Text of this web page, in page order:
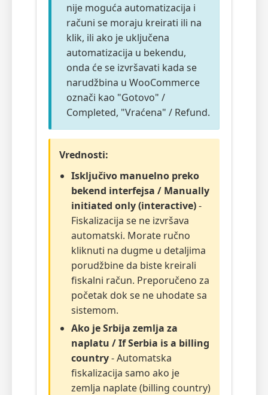
nije moguća automatizacija i
računi se moraju kreirati ili na
klik, ili ako je uključena
automatizacija u bekendu,
onda će se izvršavati kada se
narudžbina u WooCommerce
označi kao "Gotovo" /
Completed, "Vraćena" / Refund.
Vrednosti:
Isključivo manuelno preko
bekend interfejsa / Manually
initiated only (interactive)-
Fiskalizacija se ne izvršava
automatski. Morate ručno
kliknuti na dugme u detaljima
porudžbine da biste kreirali
fiskalni račun. Preporučeno za
početak dok se ne uhodate sa
sistemom.
Ako je Srbija zemlja za
naplatu / If Serbia is a billing
country- Automatska
fiskalizacija samo ako je
zemlja naplate (billing country)